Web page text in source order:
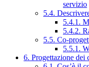
servizio
5.4.
5.4.1.
5.4.2.
5.5. Co-
5.5.1.
6. Progettazione dei